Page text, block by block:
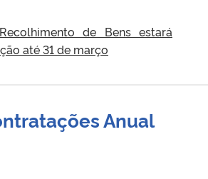
de Bens estará
até 31 de março
Anual